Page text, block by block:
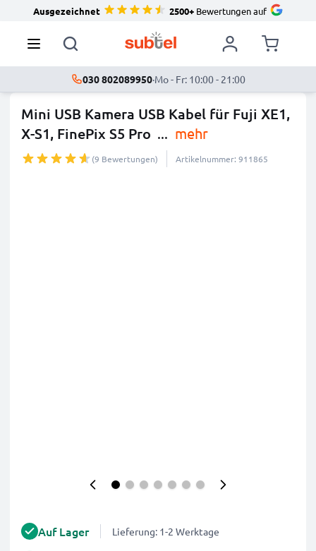
Ausgezeichnet 2500+Bewertungen auf
030 802089950·Mo - Fr: 10:00 - 21:00
Mini USB Kamera USB Kabel für Fuji XE1,
X-S1, FinePix S5 Pro ... mehr
(9 Bewertungen) Artikelnummer: 911865
Auf Lager Lieferung: 1-2 Werktage